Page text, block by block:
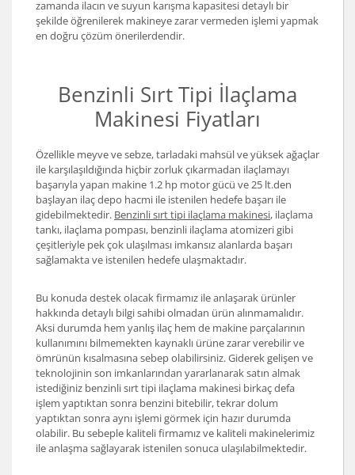
zamanda ilacın ve suyun karışma kapasitesi detaylı bir
şekilde öğrenilerek makineye zarar vermeden işlemi yapmak
en doğru çözüm önerilerdendir.
Benzinli Sırt Tipi İlaçlama
Makinesi Fiyatları
Özellikle meyve ve sebze, tarladaki mahsül ve yüksek ağaçlar
ile karşılaşıldığında hiçbir zorluk çıkarmadan ilaçlamayı
başarıyla yapan makine 1.2 hp motor gücü ve 25 lt.den
başlayan ilaç depo hacmi ile istenilen hedefe başarı ile
gidebilmektedir. Benzinli sırt tipi ilaçlama makinesi, ilaçlama
tankı, ilaçlama pompası, benzinli ilaçlama atomizeri gibi
çeşitleriyle pek çok ulaşılması imkansız alanlarda başarı
sağlamakta ve istenilen hedefe ulaşmaktadır.
Bu konuda destek olacak firmamız ile anlaşarak ürünler
hakkında detaylı bilgi sahibi olmadan ürün alınmamalıdır.
Aksi durumda hem yanlış ilaç hem de makine parçalarının
kullanımını bilmemekten kaynaklı ürüne zarar verebilir ve
ömrünün kısalmasına sebep olabilirsiniz. Giderek gelişen ve
teknolojinin son imkanlarından yararlanarak satın almak
istediğiniz benzinli sırt tipi ilaçlama makinesi birkaç defa
işlem yaptıktan sonra benzini bitebilir, tekrar dolum
yaptıktan sonra aynı işlemi görmek için hazır durumda
olabilir. Bu sebeple kaliteli firmamız ve kaliteli makinelerimiz
ile anlaşma sağlayarak istenilen sonuca ulaşılabilmektedir.